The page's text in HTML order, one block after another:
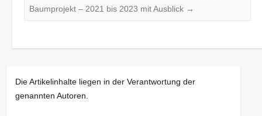
Baumprojekt – 2021 bis 2023 mit Ausblick →
Die Artikelinhalte liegen in der Verantwortung der
genannten Autoren.